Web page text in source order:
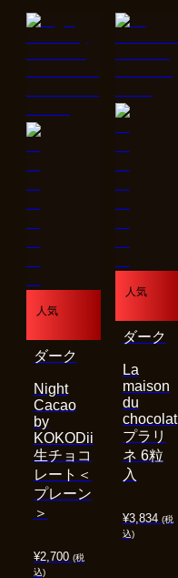
人気
¥2,700 (税
込)
Night
Cacao
by
KOKODii
生チョコ
レート＜
プレーン
＞
ダーク
人気
¥3,834 (税
込)
La
maison
du
chocolat
プラリ
ネ 6粒
入
ダーク